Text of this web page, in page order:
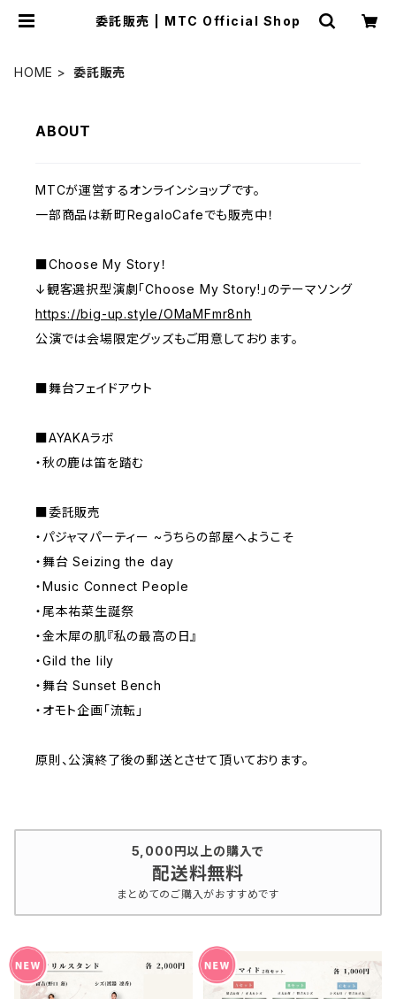
委託販売 | MTC Official Shop
HOME 委託販売
ABOUT
MTCが運営するオンラインショップです。
一部商品は新町RegaloCafeでも販売中！
■Choose My Story！
↓観客選択型演劇「Choose My Story!」のテーマソング
https://big-up.style/OMaMFmr8nh
公演では会場限定グッズもご用意しております。
■舞台フェイドアウト
■AYAKAラボ
・秋の鹿は笛を踏む
■委託販売
・パジャマパーティー ~うちらの部屋へようこそ
・舞台 Seizing the day
・Music Connect People
・尾本祐菜生誕祭
・金木犀の肌『私の最高の日』
・Gild the lily
・舞台 Sunset Bench
・オモト企画「流転」
原則、公演終了後の郵送とさせて頂いております。
5,000円以上の購入で
配送料無料
まとめてのご購入がおすすめです